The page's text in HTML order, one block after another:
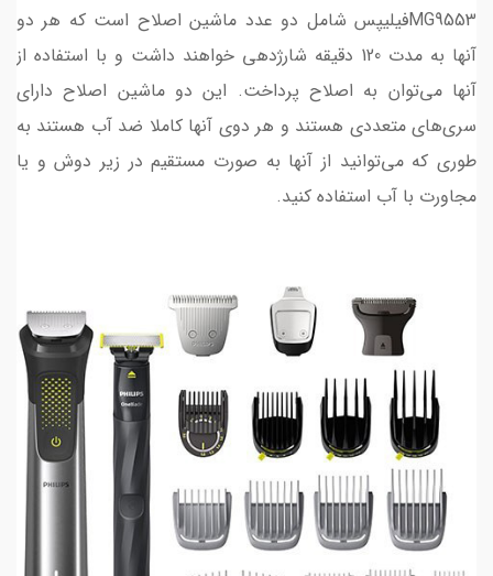
MG9553فیلیپس شامل دو عدد ماشین اصلاح است که هر دو
آنها به مدت 120 دقیقه شارژدهی خواهند داشت و با استفاده از
آنها می‌توان به اصلاح پرداخت. این دو ماشین اصلاح دارای
سری‌های متعددی هستند و هر دوی آنها کاملا ضد آب هستند به
طوری که می‌توانید از آنها به صورت مستقیم در زیر دوش و یا
مجاورت با آب استفاده کنید.